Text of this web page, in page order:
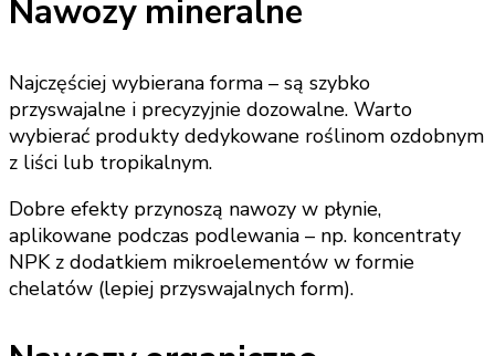
Nawozy mineralne
Najczęściej wybierana forma – są szybko
przyswajalne i precyzyjnie dozowalne. Warto
wybierać produkty dedykowane roślinom ozdobnym
z liści lub tropikalnym.
Dobre efekty przynoszą nawozy w płynie,
aplikowane podczas podlewania – np. koncentraty
NPK z dodatkiem mikroelementów w formie
chelatów (lepiej przyswajalnych form).